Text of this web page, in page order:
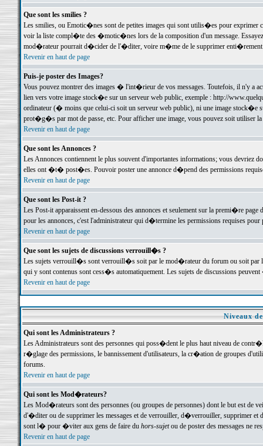
Que sont les smilies ?
Les smilies, ou Emotic�nes sont de petites images qui sont utilis�es pour exprimer
voir la liste compl�te des �motic�nes lors de la composition d'un message.
mod�rateur pourrait d�cider de l'�diter, voire m�me de le supprimer
Revenir en haut de page
Puis-je poster des Images?
Vous pouvez montrer des images � l'int�rieur de vos messages. Toutefois, il n'y a
lien vers votre image stock�e sur un serveur web public, exemple : http://
ordinateur (� moins que celui-ci soit un serveur web public), ni une image stock�e
prot�g�s par mot de passe, etc. Pour afficher une image, vous pouvez soit
Revenir en haut de page
Que sont les Annonces ?
Les Annonces contiennent le plus souvent d'importantes informations; vous devriez
elles ont �t� post�es. Pouvoir poster une annonce d�pend des permissions
Revenir en haut de page
Que sont les Post-it ?
Les Post-it apparaissent en-dessous des annonces et seulement sur la premi�re
pour les annonces, c'est l'administrateur qui d�termine les permissions requises pour
Revenir en haut de page
Que sont les sujets de discussions verrouill�s ?
Les sujets verrouill�s sont verrouill�s soit par le mod�rateur du forum ou soit par
qui y sont contenus sont cess�s automatiquement. Les sujets de discussions
Revenir en haut de page
Niveaux
Qui sont les Administrateurs ?
Les Administrateurs sont des personnes qui poss�dent le plus haut niveau de
r�glage des permissions, le bannissement d'utilisateurs, la cr�ation de groupes
forums.
Revenir en haut de page
Qui sont les Mod�rateurs?
Les Mod�rateurs sont des personnes (ou groupes de personnes) dont le but est de
d'�diter ou de supprimer les messages et de verrouiller, d�verrouiller, supprimer
sont l� pour �viter aux gens de faire du hors-sujetou de poster des messages ne
Revenir en haut de page